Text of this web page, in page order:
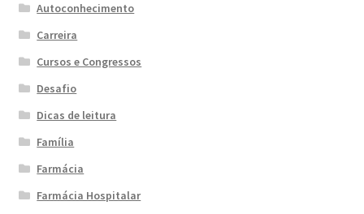
Autoconhecimento
Carreira
Cursos e Congressos
Desafio
Dicas de leitura
Família
Farmácia
Farmácia Hospitalar